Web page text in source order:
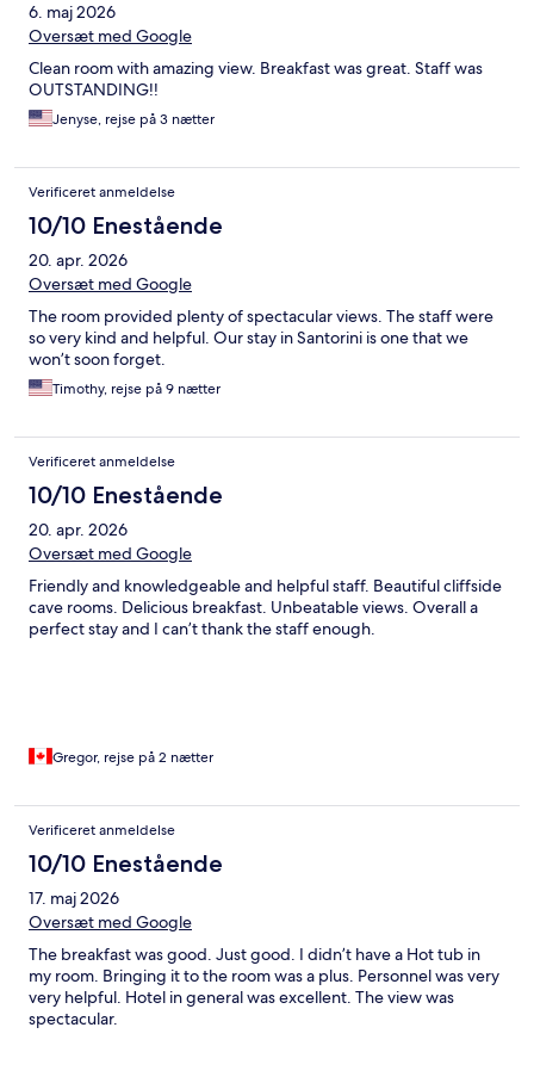
6. maj 2026
Oversæt med Google
Clean room with amazing view. Breakfast was great. Staff was
OUTSTANDING!!
Jenyse, rejse på 3 nætter
Verificeret anmeldelse
10/10 Enestående
20. apr. 2026
Oversæt med Google
The room provided plenty of spectacular views. The staff were
so very kind and helpful. Our stay in Santorini is one that we
won’t soon forget.
Timothy, rejse på 9 nætter
Verificeret anmeldelse
10/10 Enestående
20. apr. 2026
Oversæt med Google
Friendly and knowledgeable and helpful staff. Beautiful cliffside
cave rooms. Delicious breakfast. Unbeatable views. Overall a
perfect stay and I can’t thank the staff enough.
Gregor, rejse på 2 nætter
Verificeret anmeldelse
10/10 Enestående
17. maj 2026
Oversæt med Google
The breakfast was good. Just good. I didn’t have a Hot tub in
my room. Bringing it to the room was a plus. Personnel was very
very helpful. Hotel in general was excellent. The view was
spectacular.